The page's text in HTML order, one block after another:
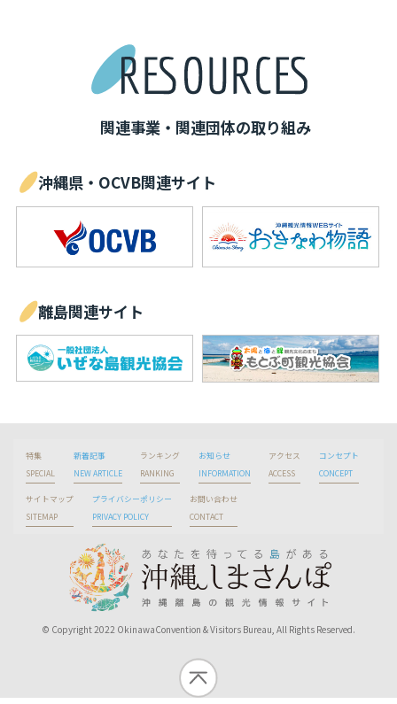
関連事業・関連団体の取り組み
沖縄県・OCVB関連サイト
離島関連サイト
特集
SPECIAL
新着記事
NEW ARTICLE
ランキング
RANKING
お知らせ
INFORMATION
アクセス
ACCESS
コンセプト
CONCEPT
サイトマップ
SITEMAP
プライバシーポリシー
PRIVACY POLICY
お問い合わせ
CONTACT
© Copyright 2022 OkinawaConvention & Visitors Bureau, All Rights Reserved.